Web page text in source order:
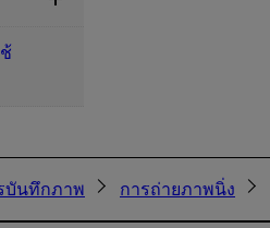
บันทึกภาพ การถ่ายภาพนิ่ง